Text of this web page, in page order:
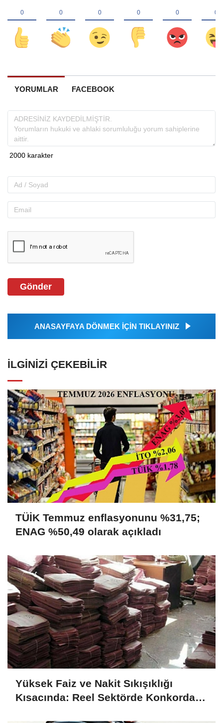
YORUMLAR FACEBOOK
Gönder
ANASAYFAYA DÖNMEK İÇİN TIKLAYINIZ
İLGINIZI ÇEKEBILIR
TÜİK Temmuz enflasyonunu %31,75;
ENAG %50,49 olarak açıkladı
Yüksek Faiz ve Nakit Sıkışıklığı
Kısacında: Reel Sektörde Konkordato